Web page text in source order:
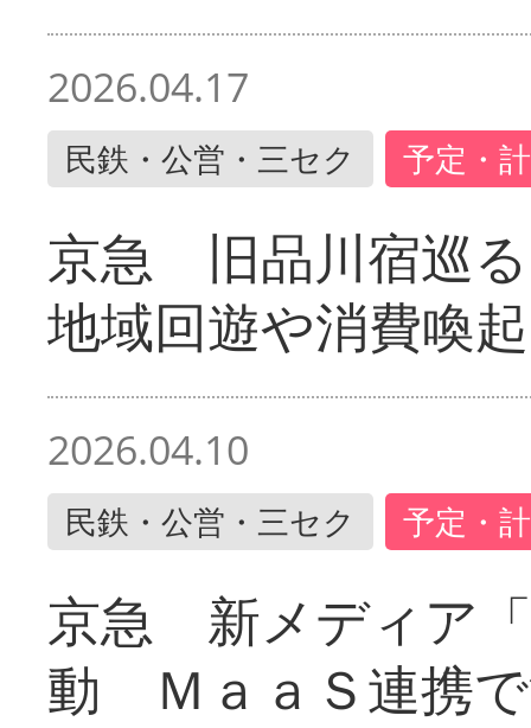
2026.04.17
民鉄・公営・三セク 予定・
京急 旧品川宿巡
地域回遊や消費喚起
2026.04.10
民鉄・公営・三セク 予定・
京急 新メディア
動 ＭａａＳ連携